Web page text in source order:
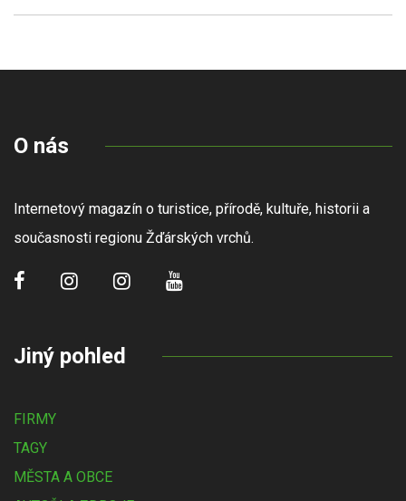
O nás
Internetový magazín o turistice, přírodě, kultuře, historii a
současnosti regionu Žďárských vrchů.
Jiný pohled
FIRMY
TAGY
MĚSTA A OBCE